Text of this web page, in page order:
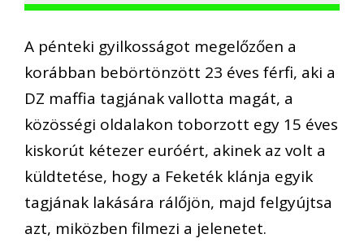
A pénteki gyilkosságot megelőzően a
korábban bebörtönzött 23 éves férfi, aki a
DZ maffia tagjának vallotta magát, a
közösségi oldalakon toborzott egy 15 éves
kiskorút kétezer euróért, akinek az volt a
küldtetése, hogy a Feketék klánja egyik
tagjának lakására rálőjön, majd felgyújtsa
azt, miközben filmezi a jelenetet.